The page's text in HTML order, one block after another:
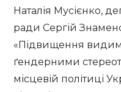
Наталія Мусієнко,
ради Сергій
«Підвищення
ґендерними
місцевій політиці